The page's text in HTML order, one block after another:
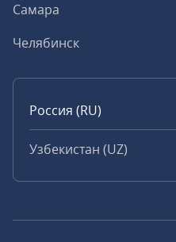
Самара
Челябинск
Россия (RU)
Узбекистан (UZ)